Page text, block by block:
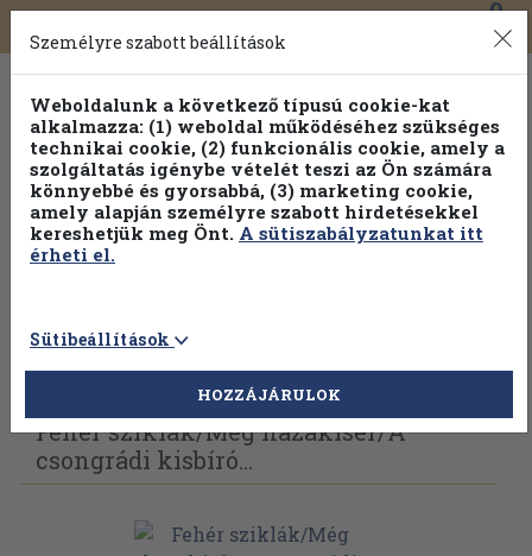
Toggle
navigation
0
Vissza az előző oldalra Válasszon példányt
Fehér sziklák/Még hazakísér/A
csongrádi kisbíró...
Személyre szabott beállítások
Weboldalunk a következő típusú cookie-kat
alkalmazza: (1) weboldal működéséhez szükséges
technikai cookie, (2) funkcionális cookie, amely a
szolgáltatás igénybe vételét teszi az Ön számára
könnyebbé és gyorsabbá, (3) marketing cookie,
amely alapján személyre szabott hirdetésekkel
kereshetjük meg Önt. A sütiszabályzatunkat itt
érheti el.
Sütibeállítások
HOZZÁJÁRULOK